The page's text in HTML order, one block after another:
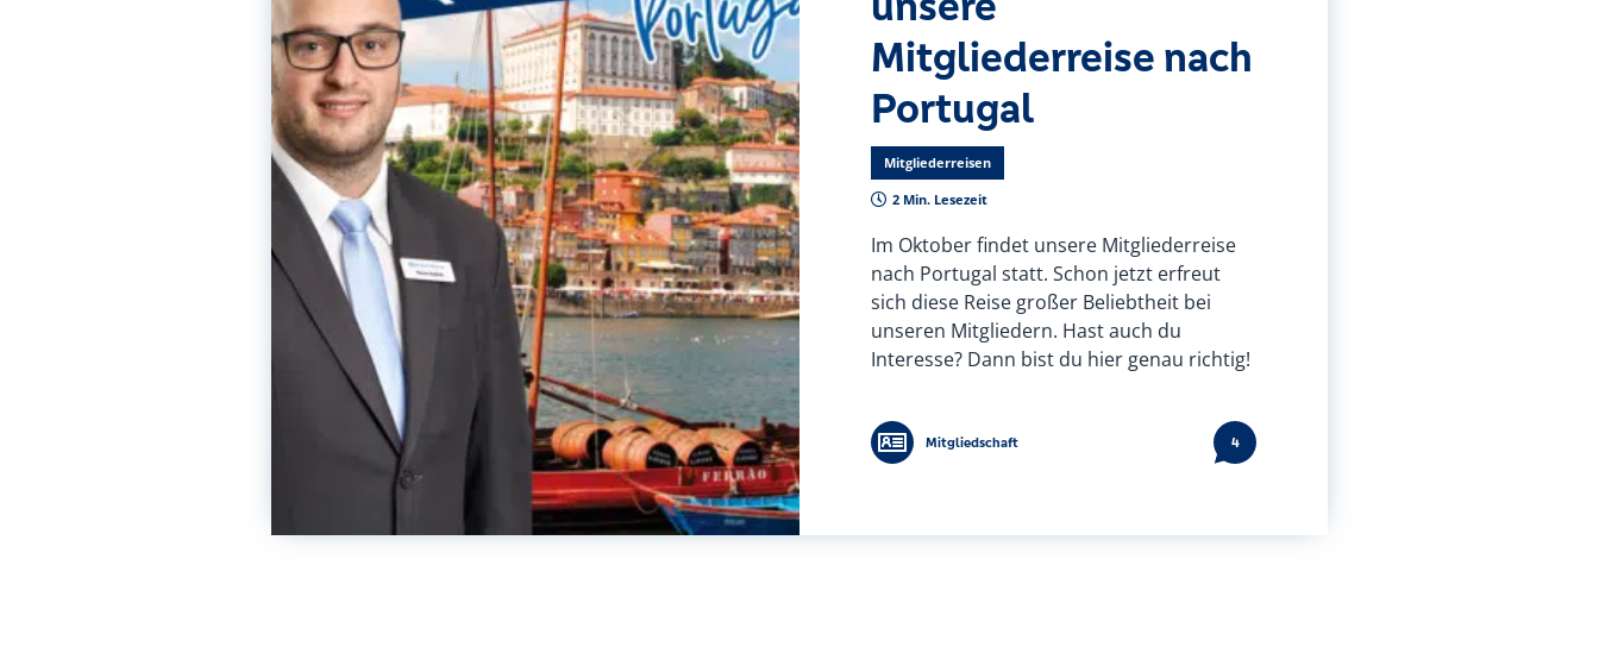
Mitgliederreise nach
Portugal
Mitgliederreisen
2 Min. Lesezeit
Im Oktober findet unsere Mitgliederreise
nach Portugal statt. Schon jetzt erfreut
sich diese Reise großer Beliebtheit bei
unseren Mitgliedern. Hast auch du
Interesse? Dann bist du hier genau richtig!
Mitgliedschaft 4